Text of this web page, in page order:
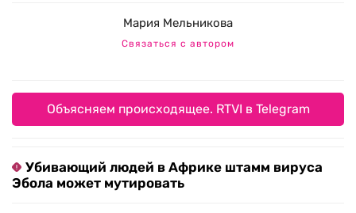
Мария Мельникова
Связаться с автором
Объясняем происходящее. RTVI в Telegram
Убивающий людей в Африке штамм вируса
Эбола может мутировать